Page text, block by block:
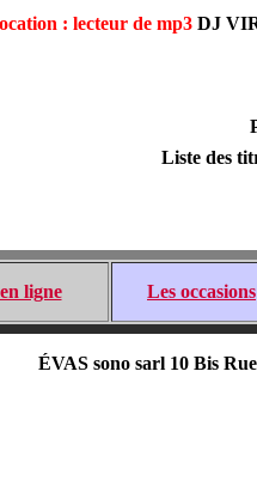
: lecteur de mp3 DJ
Liste des
ligne Les occasions
ÉVAS sono sarl 10 Bis